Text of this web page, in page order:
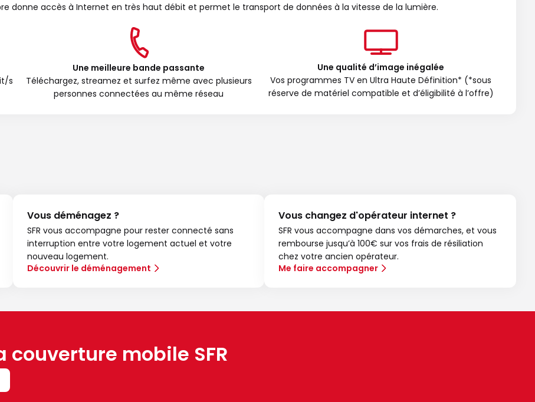
donne accès à Internet en très haut débit et permet le transport de données à la vitesse de la lumière.
s
Une meilleure bande passante
Téléchargez, streamez et surfez même avec plusieurs
personnes connectées au même réseau
Une qualité d’image inégalée
Vos programmes TV en Ultra Haute Définition* (*sous
réserve de matériel compatible et d’éligibilité à l’offre)
Vous déménagez ?
SFR vous accompagne pour rester connecté sans
interruption entre votre logement actuel et votre
nouveau logement.
Découvrir le déménagement
Vous changez d'opérateur internet ?
SFR vous accompagne dans vos démarches, et vous
rembourse jusqu’à 100€ sur vos frais de résiliation
chez votre ancien opérateur.
Me faire accompagner
couverture mobile SFR